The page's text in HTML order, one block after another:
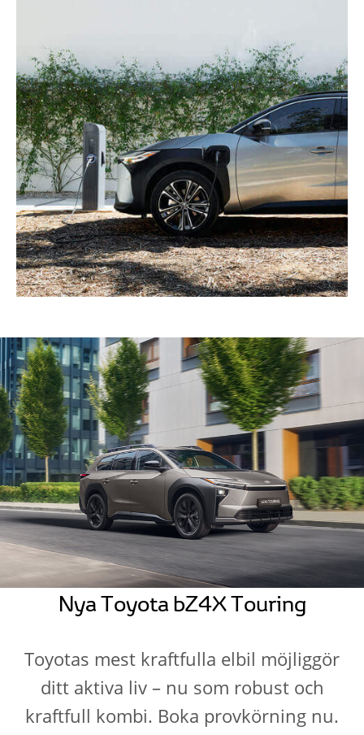
Nya Toyota bZ4X Touring
Toyotas mest kraftfulla elbil möjliggör
ditt aktiva liv – nu som robust och
kraftfull kombi. Boka provkörning nu.